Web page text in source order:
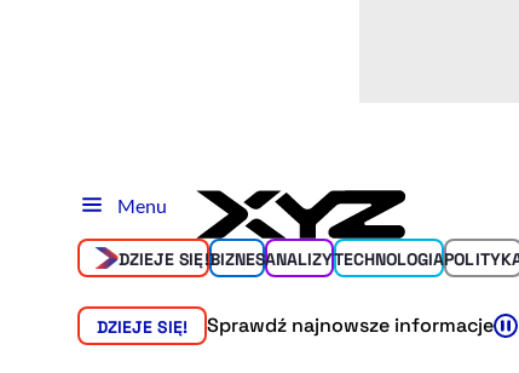
Menu
DZIEJE SIĘ!BIZNESANALIZYTECHNOLOGIA
DZIEJE SIĘ! Sprawdź najnowsze informacje